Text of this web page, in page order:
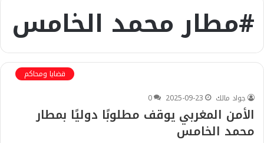
#مطار محمد الخامس
قضايا ومحاكم
جواد مالك
2025-09-23
0
الأمن المغربي يوقف مطلوبًا دوليًا بمطار
محمد الخامس